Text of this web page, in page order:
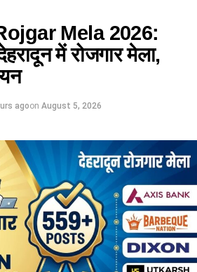
Mela 2026:
में रोजगार मेला,
agoon August 5, 2026